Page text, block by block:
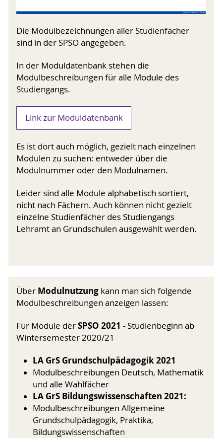
Die Modulbezeichnungen aller Studienfächer
sind in der SPSO angegeben.
In der Moduldatenbank stehen die
Modulbeschreibungen für alle Module des
Studiengangs.
Link zur Moduldatenbank
Es ist dort auch möglich, gezielt nach einzelnen
Modulen zu suchen: entweder über die
Modulnummer oder den Modulnamen.
Leider sind alle Module alphabetisch sortiert,
nicht nach Fächern. Auch können nicht gezielt
einzelne Studienfächer des Studiengangs
Lehramt an Grundschulen ausgewählt werden.
Über Modulnutzung kann man sich folgende
Modulbeschreibungen anzeigen lassen:
Für Module derSPSO 2021 - Studienbeginn ab
Wintersemester 2020/21
LA GrS Grundschulpädagogik 2021
Modulbeschreibungen Deutsch, Mathematik
und alle Wahlfächer
LA GrS Bildungswissenschaften 2021:
Modulbeschreibungen Allgemeine
Grundschulpädagogik, Praktika,
Bildungswissenschaften